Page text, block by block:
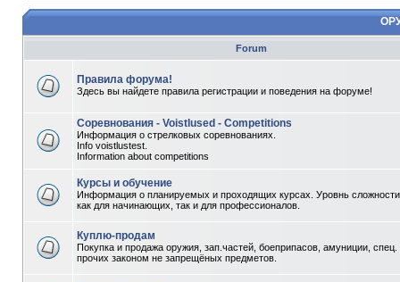
Forum
Правила форума!
Здесь вы найдете правила регистрации и поведения на форуме!
Соревнования - Voistlused - Competitions
Информация о стрелковых соревнованиях.
Info voistlustest.
Information about competitions
Курсы и обучение
Информация о планируемых и проходящих курсах. Уровнь
как для начинающих, так и для профессионалов.
Куплю-продам
Покупка и продажа оружия, зап.частей, боеприпасов, амуниции, спец.
прочих законом не запрещёных предметов.